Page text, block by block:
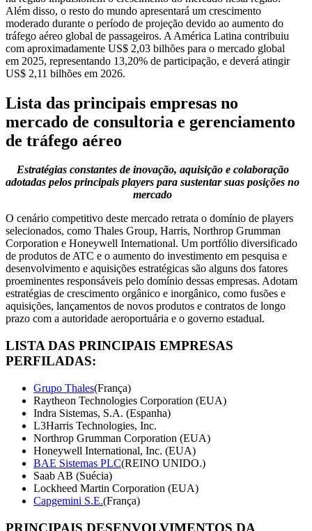
Além disso, o resto do mundo apresentará um crescimento
moderado durante o período de projeção devido ao aumento do
tráfego aéreo global de passageiros. A América Latina contribuiu
com aproximadamente US$ 2,03 bilhões para o mercado global
em 2025, representando 13,20% de participação, e deverá atingir
US$ 2,11 bilhões em 2026.
Lista das principais empresas no
mercado de consultoria e gerenciamento
de tráfego aéreo
Estratégias constantes de inovação, aquisição e colaboração
adotadas pelos principais players para sustentar suas posições no
mercado
O cenário competitivo deste mercado retrata o domínio de players
selecionados, como Thales Group, Harris, Northrop Grumman
Corporation e Honeywell International. Um portfólio diversificado
de produtos de ATC e o aumento do investimento em pesquisa e
desenvolvimento e aquisições estratégicas são alguns dos fatores
proeminentes responsáveis ​​pelo domínio dessas empresas. Adotam
estratégias de crescimento orgânico e inorgânico, como fusões e
aquisições, lançamentos de novos produtos e contratos de longo
prazo com a autoridade aeroportuária e o governo estadual.
LISTA DAS PRINCIPAIS EMPRESAS
PERFILADAS:
Grupo Thales(França)
Raytheon Technologies Corporation (EUA)
Indra Sistemas, S.A. (Espanha)
L3Harris Technologies, Inc.
Northrop Grumman Corporation (EUA)
Honeywell International, Inc. (EUA)
BAE Sistemas PLC(REINO UNIDO.)
Saab AB (Suécia)
Lockheed Martin Corporation (EUA)
Capgemini S.E.(França)
PRINCIPAIS DESENVOLVIMENTOS DA